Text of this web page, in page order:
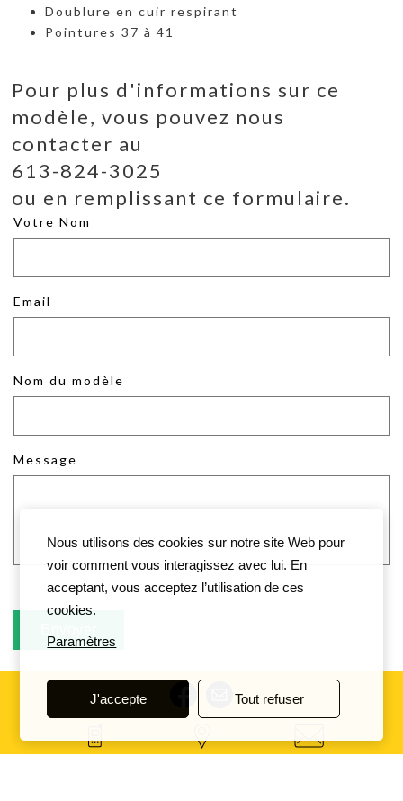
Doublure en cuir respirant
Pointures 37 à 41
Pour plus d'informations sur ce
modèle, vous pouvez nous
contacter au
613-824-3025
ou en remplissant ce formulaire.
Votre Nom
Email
Nom du modèle
Message
Nous utilisons des cookies sur notre site Web pour
voir comment vous interagissez avec lui. En
acceptant, vous acceptez l’utilisation de ces
cookies.
Paramètres
J'accepte Tout refuser